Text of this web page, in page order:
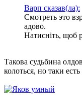
Варп сказав(ла):
Смотреть это
адово.
Натисніть, щоб
Такова судьбина
колоться, но таки